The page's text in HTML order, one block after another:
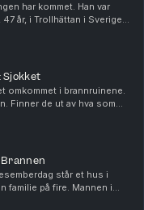
har kommet. Han var
år, i Trollhättan i Sverige i
spørsmålet i rettssaken
Sjokket
omkommet i brannruinene.
Finner de ut av hva som
redaktør Gard
Brannen
står et hus i
familie på fire. Mannen i
skjedd? Ansvarlig